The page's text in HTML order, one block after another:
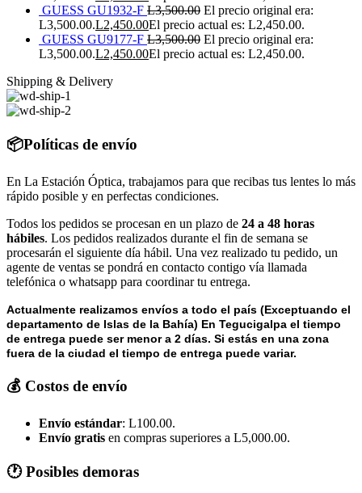
GUESS GU1932-F L3,500.00 El precio original era:
L3,500.00.L2,450.00El precio actual es: L2,450.00.
GUESS GU9177-F L3,500.00 El precio original era:
L3,500.00.L2,450.00El precio actual es: L2,450.00.
Shipping & Delivery
📦Políticas de envío
En La Estación Óptica, trabajamos para que recibas tus lentes lo más
rápido posible y en perfectas condiciones.
Todos los pedidos se procesan en un plazo de 24 a 48 horas
hábiles. Los pedidos realizados durante el fin de semana se
procesarán el siguiente día hábil. Una vez realizado tu pedido, un
agente de ventas se pondrá en contacto contigo vía llamada
telefónica o whatsapp para coordinar tu entrega.
Actualmente realizamos envíos a todo el país (Exceptuando el
departamento de Islas de la Bahía) En Tegucigalpa el tiempo
de entrega puede ser menor a 2 días. Si estás en una zona
fuera de la ciudad el tiempo de entrega puede variar.
💰 Costos de envío
Envío estándar: L100.00.
Envío gratis en compras superiores a L5,000.00.
🕐 Posibles demoras